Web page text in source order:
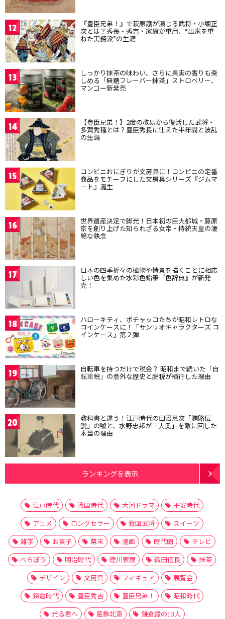
12 『豊臣兄弟！』で萩原護が演じる武将・小堀正
次とは？秀長・秀吉・家康が重用、“出家を重
ねた実務派”の生涯
13 しっかり抹茶の味わい、さらに果実の香りも楽
しめる「無糖フレーバー抹茶」ストロベリー、
マンゴー新発売
14 【豊臣兄弟！】2度の改易から復活した武将・
多賀秀種とは？豊臣秀長に仕えた半年間と波乱
の生涯
15 コンビニおにぎりが文房具に！コンビニの定番
商品をモチーフにした文房具シリーズ『ジムマ
ート』誕生
16 世界遺産決定で脚光！日本初の巨大都城・藤原
京を創り上げた知られざる女帝・持統天皇の凄
絶な執念
17 日本の四季折々の植物や情景を描くことに相応
しい色を集めた水彩色鉛筆『色辞典』が新発
売！
18 ハローキティ、ポチャッコたちが昭和レトロな
コインケースに！「サンリオキャラクターズ コ
インケース」第２弾
19 自転車を持つだけで税金？ 昭和まで続いた「自
転車税」の意外な歴史と脱税が横行した理由
20 教科書と違う！江戸時代の田沼意次「賄賂伝
説」の嘘と、水野忠邦が「大奥」を敵に回した
本当の理由
ランキングを表示
江戸時代 戦国時代 大河ドラマ
平安時代
アニメ
ロングセラー 戦国武将
スイーツ
雑学
お菓子 幕末 漫画 時代劇
テレビ
べらぼう
明治時代 徳川家康 織田信長
抹茶
デザイン
文房具 フィギュア
展覧会
鎌倉時代
豊臣秀吉 豊臣兄弟！
昭和時代
光る君へ
葛飾北斎 鎌倉殿の13人